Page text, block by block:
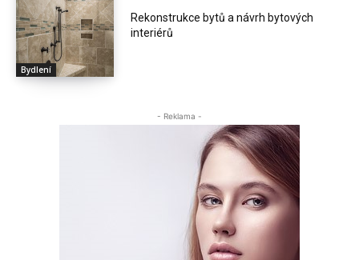
Bydlení
Rekonstrukce bytů a návrh bytových
interiérů
- Reklama -